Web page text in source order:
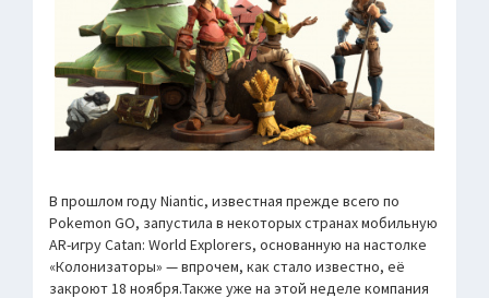
В прошлом году Niantic, известная прежде всего по
Pokemon GO, запустила в некоторых странах мобильную
AR-игру Catan: World Explorers, основанную на настолке
«Колонизаторы» — впрочем, как стало известно, её
закроют 18 ноября.Также уже на этой неделе компания